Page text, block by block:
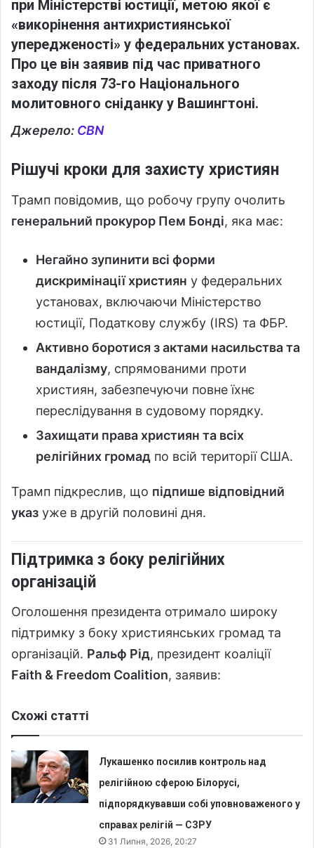
при Міністерстві юстиції, метою якої є
«викорінення антихристиянської
упередженості» у федеральних установах.
Про це він заявив під час приватного
заходу після 73-го Національного
молитовного сніданку у Вашингтоні.
Джерело: CBN
Рішучі кроки для захисту християн
Трамп повідомив, що робочу групу очолить
генеральний прокурор Пем Бонді, яка має:
Негайно зупинити всі форми
дискримінації християн у федеральних
установах, включаючи Міністерство
юстиції, Податкову службу (IRS) та ФБР.
Активно боротися з актами насильства та
вандалізму, спрямованими проти
християн, забезпечуючи повне їхнє
переслідування в судовому порядку.
Захищати права християн та всіх
релігійних громад по всій території США.
Трамп підкреслив, що підпише відповідний
указ уже в другій половині дня.
Підтримка з боку релігійних
організацій
Оголошення президента отримало широку
підтримку з боку християнських громад та
організацій. Ральф Рід, президент коаліції
Faith & Freedom Coalition, заявив:
Схожі статті
Лукашенко посилив контроль над
релігійною сферою Білорусі,
підпорядкувавши собі уповноваженого у
справах релігій — СЗРУ
31 Липня, 2026, 20:27